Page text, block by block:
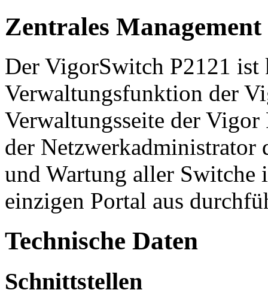
Zentrales
Der VigorSwitch P2121
Verwaltungsfunktion der
Verwaltungsseite der Vigor
der
und Wartung aller Switche
einzigen Portal aus
Technische Daten
Schnittstellen